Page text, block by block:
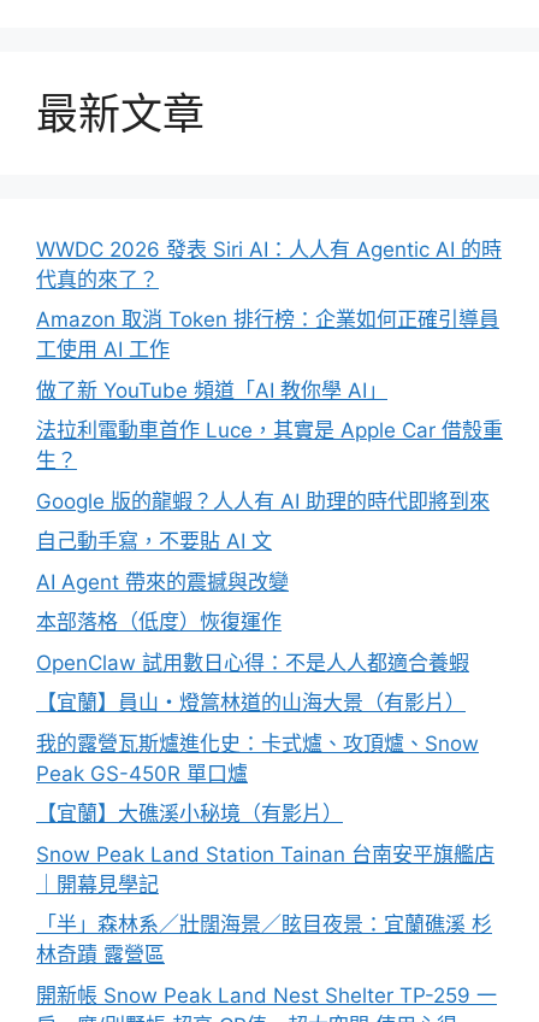
最新文章
WWDC 2026 發表 Siri AI：人人有 Agentic AI 的時
代真的來了？
Amazon 取消 Token 排行榜：企業如何正確引導員
工使用 AI 工作
做了新 YouTube 頻道「AI 教你學 AI」
法拉利電動車首作 Luce，其實是 Apple Car 借殼重
生？
Google 版的龍蝦？人人有 AI 助理的時代即將到來
自己動手寫，不要貼 AI 文
AI Agent 帶來的震撼與改變
本部落格（低度）恢復運作
OpenClaw 試用數日心得：不是人人都適合養蝦
【宜蘭】員山・燈篙林道的山海大景（有影片）
我的露營瓦斯爐進化史：卡式爐、攻頂爐、Snow
Peak GS-450R 單口爐
【宜蘭】大礁溪小秘境（有影片）
Snow Peak Land Station Tainan 台南安平旗艦店
｜開幕見學記
「半」森林系／壯闊海景／眩目夜景：宜蘭礁溪 杉
林奇蹟 露營區
開新帳 Snow Peak Land Nest Shelter TP-259 一